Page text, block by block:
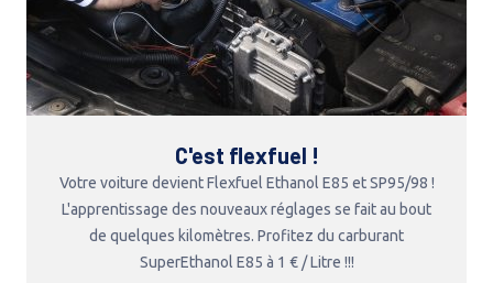
C'est flexfuel !
Votre voiture devient Flexfuel Ethanol E85 et SP95/98 !
L'apprentissage des nouveaux réglages se fait au bout
de quelques kilomètres. Profitez du carburant
SuperEthanol E85 à 1 € / Litre !!!